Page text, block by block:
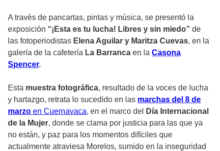
A través de pancartas, pintas y música, se presentó la
exposición “¡Esta es tu lucha! Libres y sin miedo” de
las fotoperiodistas Elena Aguilar y Maritza Cuevas, en la
galería de la cafetería La Barranca en la Casona
Spencer.
Esta muestra fotográfica, resultado de la voces de lucha
y hartazgo, retrata lo sucedido en las marchas del 8 de
marzo en Cuernavaca, en el marco del
Día Internacional
de la Mujer, donde se clama por justicia para las que ya
no están, y paz para los momentos difíciles que
actualmente atraviesa Morelos, sumido en la inseguridad